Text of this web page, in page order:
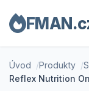
Úvod Produkty
Reflex Nutrition